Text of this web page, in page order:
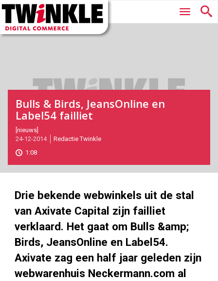
Twinkle
Digital
Commerce
Hoofdmenu
Bulls & Birds, JeansOnline en
Label54 failliet
2014-
12-
24T12:34:00
2017-
05-
[nieuws]
24-12-2014
Redactie Twinkle
1:08
Drie bekende webwinkels uit de stal
van Axivate Capital zijn failliet
verklaard. Het gaat om Bulls &amp;
Birds, JeansOnline en Label54.
Axivate zag een half jaar geleden zijn
webwarenhuis Neckermann.com al